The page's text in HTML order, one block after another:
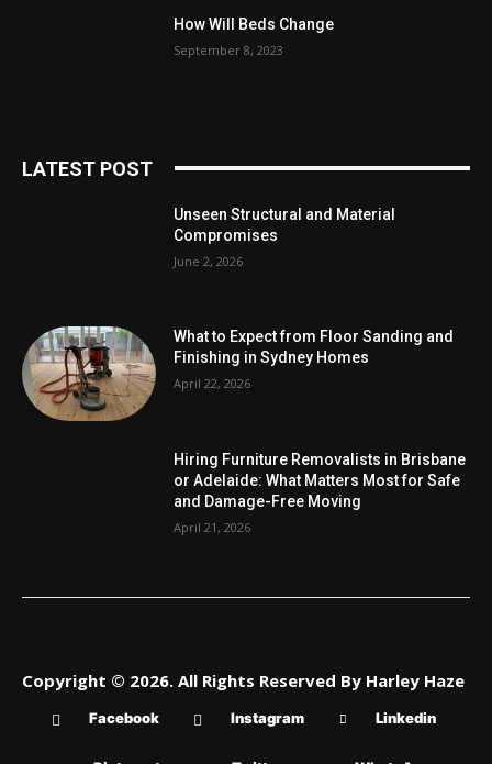
How Will Beds Change
September 8, 2023
LATEST POST
Unseen Structural and Material
Compromises
June 2, 2026
What to Expect from Floor Sanding and
Finishing in Sydney Homes
April 22, 2026
Hiring Furniture Removalists in Brisbane
or Adelaide: What Matters Most for Safe
and Damage-Free Moving
April 21, 2026
Copyright © 2026. All Rights Reserved By Harley Haze
Facebook Instagram Linkedin